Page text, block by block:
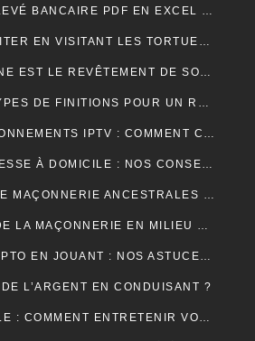
CONVERTIR UN RELEVÉ BANCAIRE PDF EN EXCEL : UNE ÉTAPE CLÉ POUR MIEUX GÉRER SES FINANCES
LES ERREURS À ÉVITER EN VISITANT LES TORTUES D’AKUMAL
POURQUOI LA RÉSINE EST LE REVÊTEMENT DE SOL IDÉAL EN USINE ?
LES DIFFÉRENTS TYPES DE FINITIONS POUR UN RAVALEMENT DE FAÇADE RÉUSSI
SÉLECTION DES ABONNEMENTS IPTV : COMMENT CHOISIR L’OFFRE QUI VOUS CORRESPOND ?
PHOTOS DE GROSSESSE À DOMICILE : NOS CONSEILS POUR UNE SÉANCE INTIMISTE RÉUSSIE !
LES TECHNIQUES DE MAÇONNERIE ANCESTRALES REVISITÉES
LES CHALLENGES DE LA MAÇONNERIE EN MILIEU URBAIN
GAGNER DE LA CRYPTO EN JOUANT : NOS ASTUCES ET PIÈGES À ÉVITER !
L’ARGENT EN CONDUISANT ?
PEINTURE SUR TUILE : COMMENT ENTRETENIR VOTRE TOITURE APRÈS L’APPLICATION ?